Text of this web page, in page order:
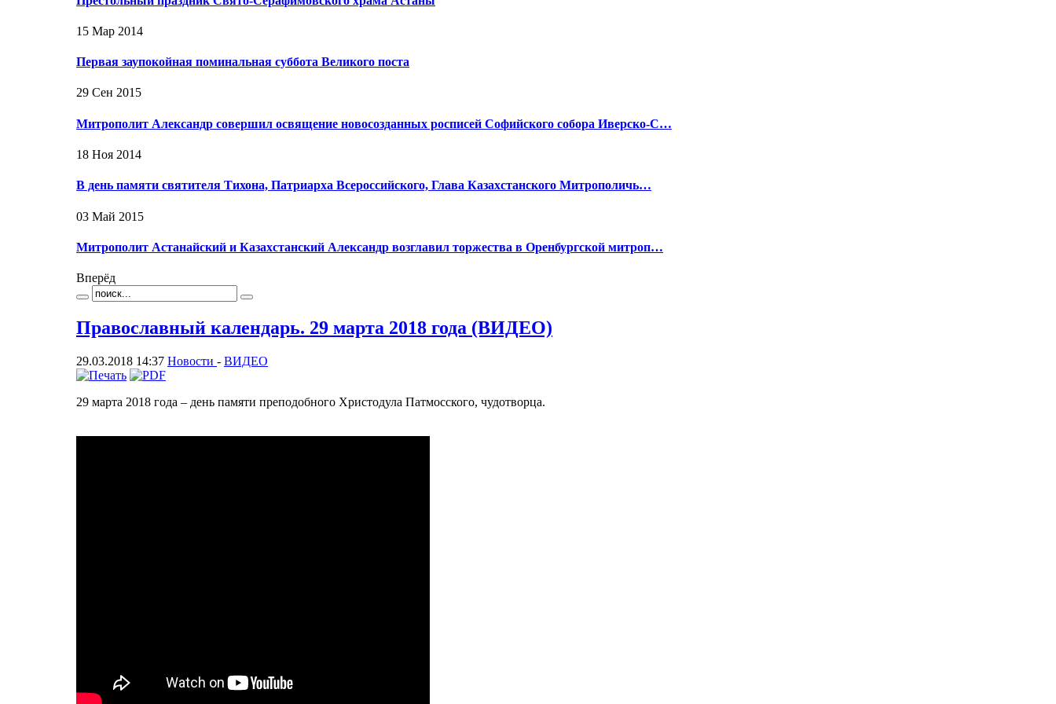
15 Мар 2014
Первая заупокойная поминальная суббота Великого поста
29 Сен 2015
Митрополит Александр совершил освящение новосозданных росписей Софийского собора Иверско-С…
18 Ноя 2014
В день памяти святителя Тихона, Патриарха Всероссийского, Глава Казахстанского Митрополичь…
03 Май 2015
Митрополит Астанайский и Казахстанский Александр возглавил торжества в Оренбургской митроп…
Вперёд
Православный календарь. 29 марта 2018 года (ВИДЕО)
29.03.2018 14:37 Новости - ВИДЕО
29 марта 2018 года – день памяти преподобного Христодула Патмосского, чудотворца.